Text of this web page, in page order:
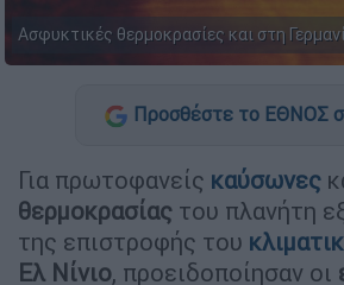
Ασφυκτικές θερμοκρασίες και στη
Προσθέστε το ΕΘΝΟΣ
Για πρωτοφανείς καύσωνες
θερμοκρασίας του πλανήτη
της επιστροφής του
Ελ Νίνιο, προειδοποίησαν οι